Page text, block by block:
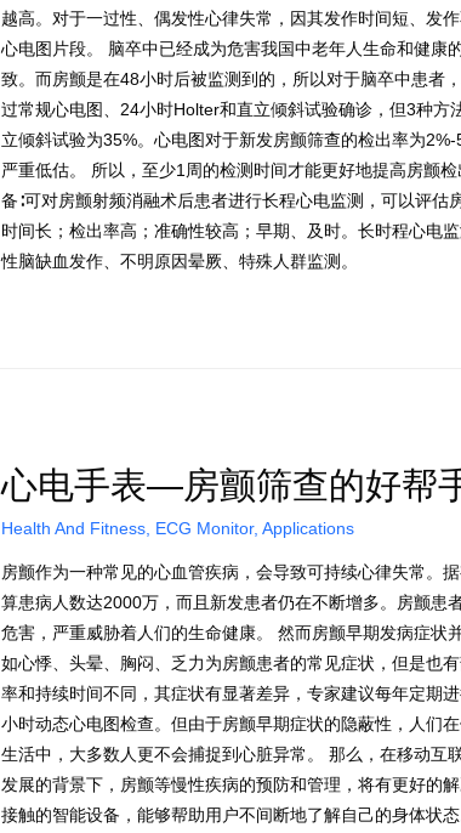
越高。对于一过性、偶发性心律失常，因其发作时间短、发
心电图片段。 脑卒中已经成为危害我国中老年人生命和健康
致。而房颤是在48小时后被监测到的，所以对于脑卒中患者
过常规心电图、24小时Holter和直立倾斜试验确诊，但3种方
立倾斜试验为35%。心电图对于新发房颤筛查的检出率为
严重低估。 所以，至少1周的检测时间才能更好地提高房颤
备∶可对房颤射频消融术后患者进行长程心电监测，可以评估
时间长；检出率高；准确性较高；早期、及时。长时程心电
性脑缺血发作、不明原因晕厥、特殊人群监测。
心电手表—房颤筛查的好帮
Health And Fitness ECG Monitor,Applications
房颤作为一种常见的心血管疾病，会导致可持续心律失常。
算患病人数达2000万，而且新发患者仍在不断增多。房颤患
危害，严重威胁着人们的生命健康。 然而房颤早期发病症状
如心悸、头晕、胸闷、乏力为房颤患者的常见症状，但是也
率和持续时间不同，其症状有显著差异，专家建议每年定期
小时动态心电图检查。但由于房颤早期症状的隐蔽性，人们
生活中，大多数人更不会捕捉到心脏异常。 那么，在移动互
发展的背景下，房颤等慢性疾病的预防和管理，将有更好的
接触的智能设备，能够帮助用户不间断地了解自己的身体状